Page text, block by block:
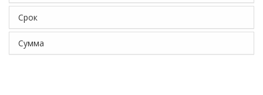
Срок
Сумма